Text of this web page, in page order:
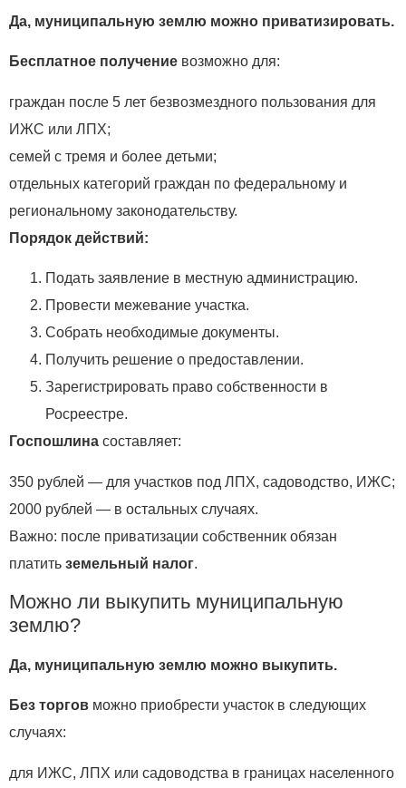
Да, муниципальную землю можно приватизировать.
Бесплатное получение возможно для:
граждан после 5 лет безвозмездного пользования для
ИЖС или ЛПХ;
семей с тремя и более детьми;
отдельных категорий граждан по федеральному и
региональному законодательству.
Порядок действий:
Подать заявление в местную администрацию.
Провести межевание участка.
Собрать необходимые документы.
Получить решение о предоставлении.
Зарегистрировать право собственности в
Росреестре.
Госпошлина составляет:
350 рублей — для участков под ЛПХ, садоводство, ИЖС;
2000 рублей — в остальных случаях.
Важно: после приватизации собственник обязан
платить земельный налог.
Можно ли выкупить муниципальную
землю?
Да, муниципальную землю можно выкупить.
Без торгов можно приобрести участок в следующих
случаях:
для ИЖС, ЛПХ или садоводства в границах населенного